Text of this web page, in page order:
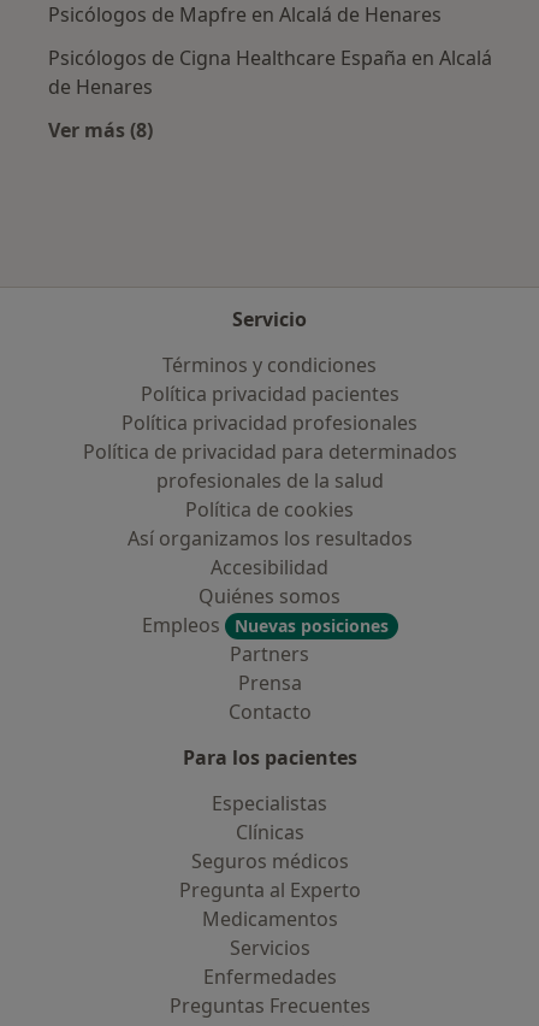
Psicólogos de Mapfre en Alcalá de Henares
Psicólogos de Cigna Healthcare España en Alcalá
de Henares
Ver más (8)
Servicio
Términos y condiciones
Política privacidad pacientes
Política privacidad profesionales
Política de privacidad para determinados
profesionales de la salud
Política de cookies
Así organizamos los resultados
Accesibilidad
Quiénes somos
Empleos
Nuevas posiciones
Partners
Prensa
Contacto
Para los pacientes
Especialistas
Clínicas
Seguros médicos
Pregunta al Experto
Medicamentos
Servicios
Enfermedades
Preguntas Frecuentes